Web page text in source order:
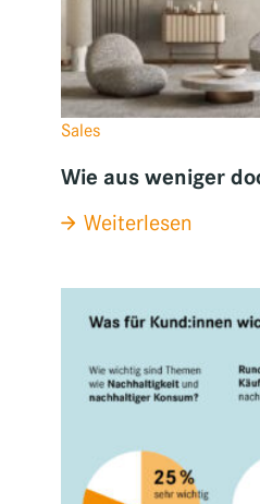
Sales
Wie aus weniger
Weiterlesen
aus
mehr